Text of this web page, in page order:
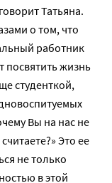
Татьяна.
о том, что
работник
посвятить жизнь
студенткой,
Вы на нас не
Это ее
не только
в этой